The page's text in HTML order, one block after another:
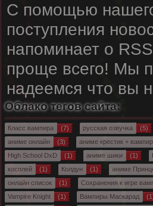
С помощью
поступления
напоминает о
проще всего! Мы
надеемся что вы
Облако тегов сайта:
Класс вампира (7) русская озвучка (5)
аниме онлайн
(3) аниме крестик + вампир
High School DxD
(1) аниме шики (1)
косплей
(1) Колдун (1) аниме
онлайн список
(1) Сохранения к игре
Vampire Knight
(1) Вампиры Маскарад